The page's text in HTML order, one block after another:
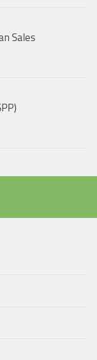
Sales